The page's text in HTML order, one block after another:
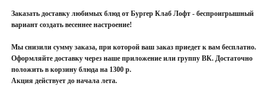
Заказать доставку любимых блюд от Бургер Клаб Лофт - беспроигрышный
вариант создать весеннее настроение!
Мы снизили сумму заказа, при которой ваш заказ приедет к вам бесплатно.
Оформляйте доставку через наше приложение или группу ВК. Достаточно
положить в корзину блюда на 1300 р.
Акция действует до начала лета.